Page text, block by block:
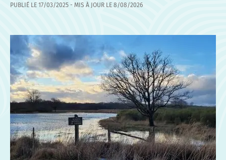
PUBLIÉ LE 17/03/2025 - MIS À JOUR LE 8/08/2026